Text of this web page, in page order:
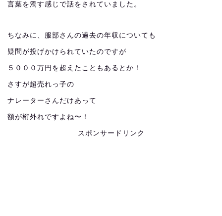
言葉を濁す感じで話をされていました。
ちなみに、服部さんの過去の年収についても
疑問が投げかけられていたのですが
５０００万円を超えたこともあるとか！
さすが超売れっ子の
ナレーターさんだけあって
額が桁外れですよね〜！
スポンサードリンク